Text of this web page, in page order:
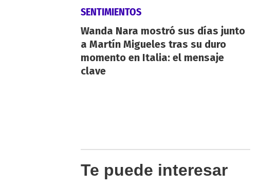
SENTIMIENTOS
Wanda Nara mostró sus días junto
a Martín Migueles tras su duro
momento en Italia: el mensaje
clave
Te puede interesar